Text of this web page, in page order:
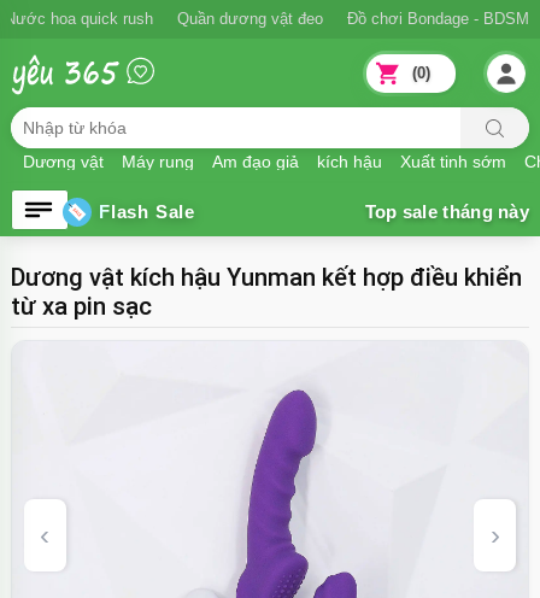
Ngăn xuất tinh sớm Nước hoa quick rush Quần dương vật đeo Đồ
Dương vật Máy rung Âm đạo giả kích hậu Xuất tinh sớm
(0)
Flash Sale
Dương vật kích hậu Yunman kết hợp điều khiển
từ xa pin sạc